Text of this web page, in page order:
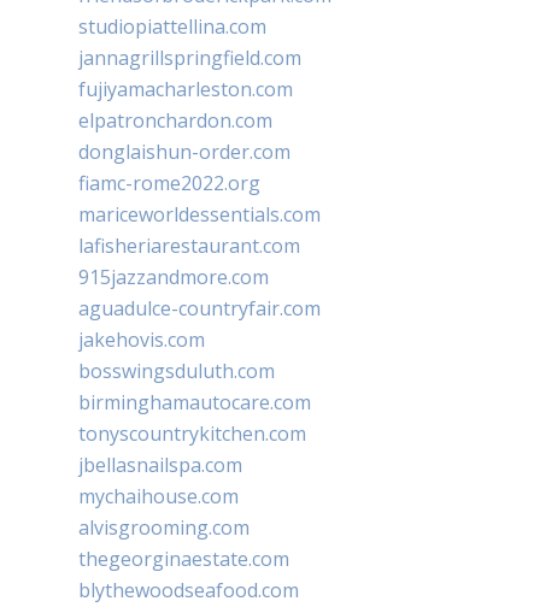
studiopiattellina.com
jannagrillspringfield.com
fujiyamacharleston.com
elpatronchardon.com
donglaishun-order.com
fiamc-rome2022.org
mariceworldessentials.com
lafisheriarestaurant.com
915jazzandmore.com
aguadulce-countryfair.com
jakehovis.com
bosswingsduluth.com
birminghamautocare.com
tonyscountrykitchen.com
jbellasnailspa.com
mychaihouse.com
alvisgrooming.com
thegeorginaestate.com
blythewoodseafood.com